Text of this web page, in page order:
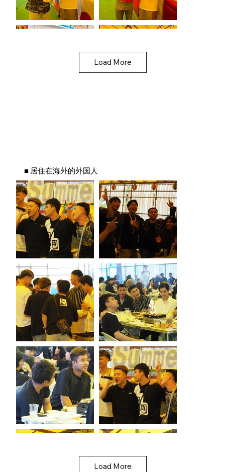
Load More
■ 居住在海外的外国人
Load More